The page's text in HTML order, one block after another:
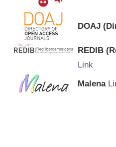
DOAJ
REDIB
Link
Malena